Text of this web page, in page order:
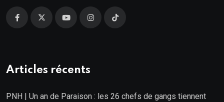
Articles récents
PNH | Un an de Paraison : les 26 chefs de gangs tiennent